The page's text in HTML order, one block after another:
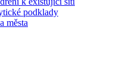
podklady
města